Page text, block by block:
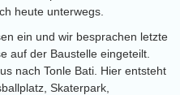
heute unterwegs.
ein und wir besprachen letzte
auf der Baustelle eingeteilt.
nach Tonle Bati. Hier entsteht
Skaterpark,